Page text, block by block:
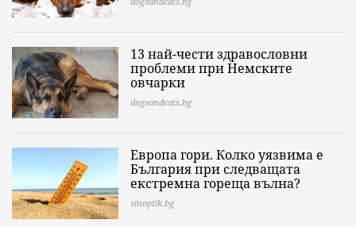
проблеми при Немските
овчарки
dogsandcats.bg
България при следващата
екстремна гореща вълна?
sinoptik.bg